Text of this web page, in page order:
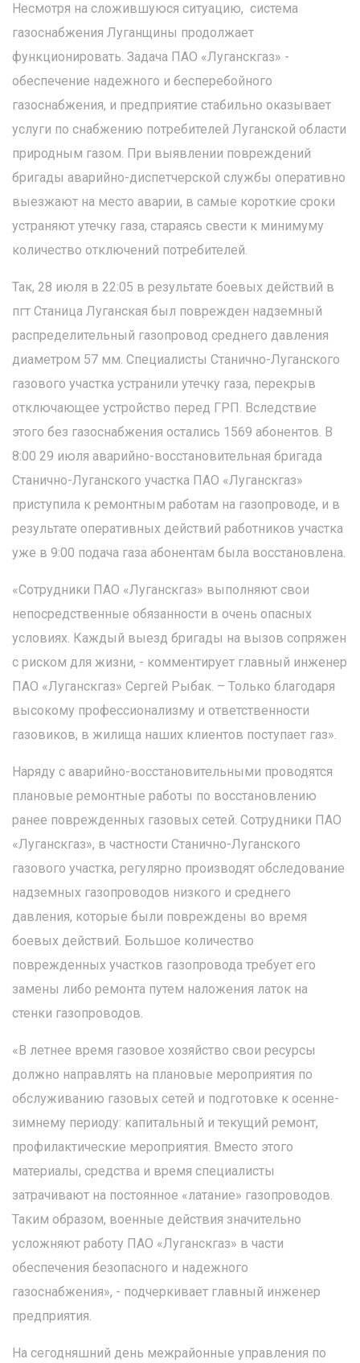
Несмотря на сложившуюся ситуацию, система
газоснабжения Луганщины продолжает
функционировать. Задача ПАО «Луганскгаз» -
обеспечение надежного и бесперебойного
газоснабжения, и предприятие стабильно оказывает
услуги по снабжению потребителей Луганской области
природным газом. При выявлении повреждений
бригады аварийно-диспетчерской службы оперативно
выезжают на место аварии, в самые короткие сроки
устраняют утечку газа, стараясь свести к минимуму
количество отключений потребителей.
Так, 28 июля в 22:05 в результате боевых действий в
пгт Станица Луганская был поврежден надземный
распределительный газопровод среднего давления
диаметром 57 мм. Специалисты Станично-Луганского
газового участка устранили утечку газа, перекрыв
отключающее устройство перед ГРП. Вследствие
этого без газоснабжения остались 1569 абонентов. В
8:00 29 июля аварийно-восстановительная бригада
Станично-Луганского участка ПАО «Луганскгаз»
приступила к ремонтным работам на газопроводе, и в
результате оперативных действий работников участка
уже в 9:00 подача газа абонентам была восстановлена.
«Сотрудники ПАО «Луганскгаз» выполняют свои
непосредственные обязанности в очень опасных
условиях. Каждый выезд бригады на вызов сопряжен
с риском для жизни, - комментирует главный инженер
ПАО «Луганскгаз» Сергей Рыбак. – Только благодаря
высокому профессионализму и ответственности
газовиков, в жилища наших клиентов поступает газ».
Наряду с аварийно-восстановительными проводятся
плановые ремонтные работы по восстановлению
ранее поврежденных газовых сетей. Сотрудники ПАО
«Луганскгаз», в частности Станично-Луганского
газового участка, регулярно производят обследование
надземных газопроводов низкого и среднего
давления, которые были повреждены во время
боевых действий. Большое количество
поврежденных участков газопровода требует его
замены либо ремонта путем наложения латок на
стенки газопроводов.
«В летнее время газовое хозяйство свои ресурсы
должно направлять на плановые мероприятия по
обслуживанию газовых сетей и подготовке к осенне-
зимнему периоду: капитальный и текущий ремонт,
профилактические мероприятия. Вместо этого
материалы, средства и время специалисты
затрачивают на постоянное «латание» газопроводов.
Таким образом, военные действия значительно
усложняют работу ПАО «Луганскгаз» в части
обеспечения безопасного и надежного
газоснабжения», - подчеркивает главный инженер
предприятия.
На сегодняшний день межрайонные управления по